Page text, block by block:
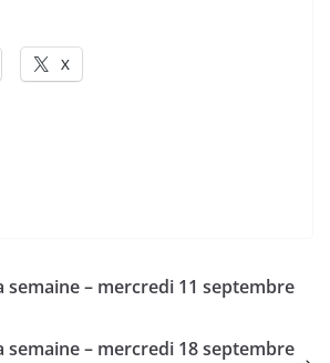
X
semaine – mercredi 11 septembre
semaine – mercredi 18 septembre